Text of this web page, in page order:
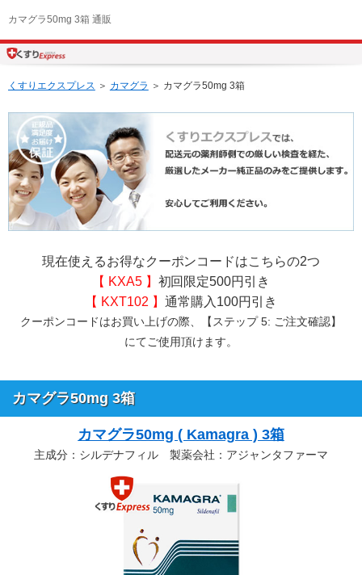
カマグラ50mg 3箱 通販
くすりエクスプレス ＞ カマグラ ＞ カマグラ50mg 3箱
現在使えるお得なクーポンコードはこちらの2つ
【 KXA5 】 初回限定500円引き
【 KXT102 】 通常購入100円引き
クーポンコードはお買い上げの際、【ステップ 5: ご注文確認】
にてご使用頂けます。
カマグラ50mg 3箱
カマグラ50mg ( Kamagra ) 3箱
主成分：シルデナフィル 製薬会社：アジャンタファーマ